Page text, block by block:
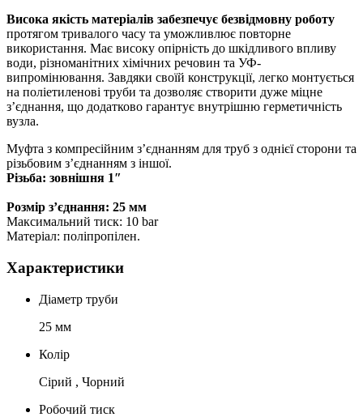
Висока якість матеріалів забезпечує безвідмовну роботу
протягом тривалого часу та уможливлює повторне
використання. Має високу опірність до шкідливого впливу
води, різноманітних хімічних речовин та УФ-
випромінювання. Завдяки своїй конструкції, легко монтується
на поліетиленові труби та дозволяє створити дуже міцне
з’єднання, що додатково гарантує внутрішню герметичність
вузла.
Муфта з компресійним з’єднанням для труб з однієї сторони та
різьбовим з’єднанням з іншої.
Різьба: зовнішня 1″
Розмір з’єднання: 25 мм
Максимальний тиск: 10 bar
Матеріал: поліпропілен.
Характеристики
Діаметр труби
25 мм
Колір
Сірий , Чорний
Робочий тиск